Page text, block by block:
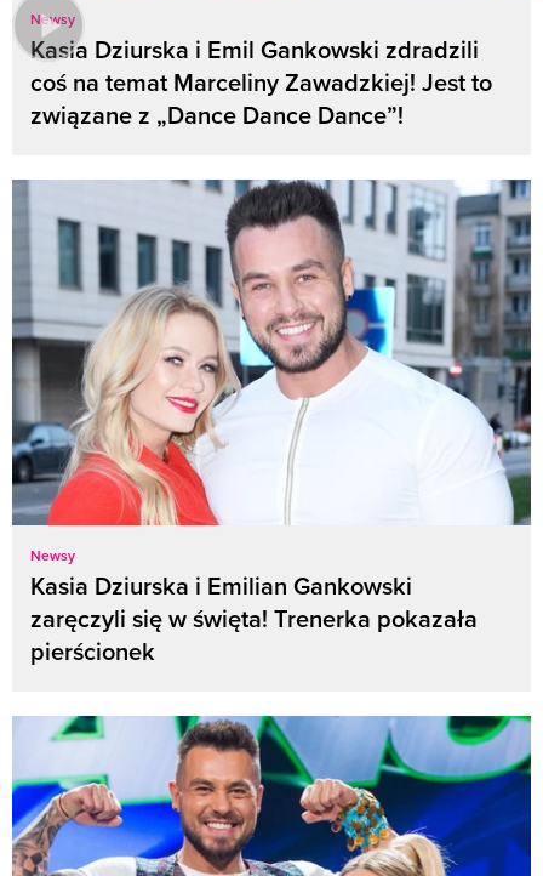
Newsy
Kasia Dziurska i Emil Gankowski zdradzili
coś na temat Marceliny Zawadzkiej! Jest to
związane z „Dance Dance Dance”!
Newsy
Kasia Dziurska i Emilian Gankowski
zaręczyli się w święta! Trenerka pokazała
pierścionek